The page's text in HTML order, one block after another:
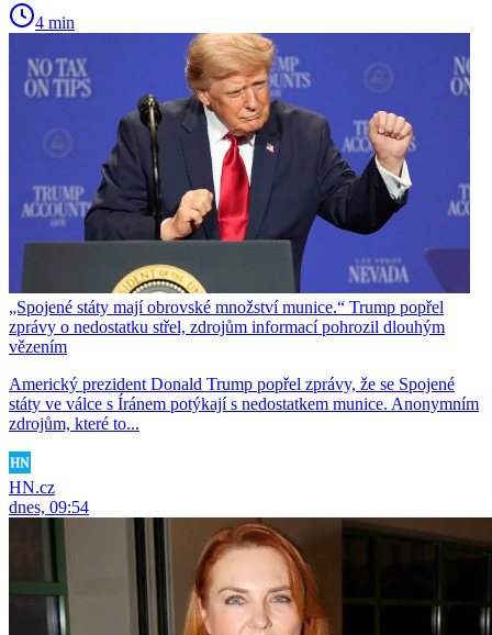
4 min
„Spojené státy mají obrovské množství munice.“ Trump popřel
zprávy o nedostatku střel, zdrojům informací pohrozil dlouhým
vězením
Americký prezident Donald Trump popřel zprávy, že se Spojené
státy ve válce s Íránem potýkají s nedostatkem munice. Anonymním
zdrojům, které to...
HN.cz
dnes, 09:54